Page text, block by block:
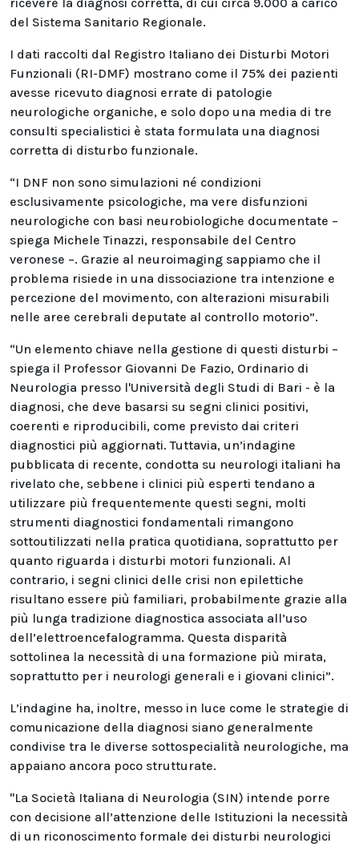
del Sistema Sanitario Regionale.
I dati raccolti dal Registro Italiano dei Disturbi Motori
Funzionali (RI-DMF) mostrano come il 75% dei pazienti
avesse ricevuto diagnosi errate di patologie
neurologiche organiche, e solo dopo una media di tre
consulti specialistici è stata formulata una diagnosi
corretta di disturbo funzionale.
“I DNF non sono simulazioni né condizioni
esclusivamente psicologiche, ma vere disfunzioni
neurologiche con basi neurobiologiche documentate –
spiega Michele Tinazzi, responsabile del Centro
veronese –. Grazie al neuroimaging sappiamo che il
problema risiede in una dissociazione tra intenzione e
percezione del movimento, con alterazioni misurabili
nelle aree cerebrali deputate al controllo motorio”.
“Un elemento chiave nella gestione di questi disturbi –
spiega il Professor Giovanni De Fazio, Ordinario di
Neurologia presso l'Università degli Studi di Bari - è la
diagnosi, che deve basarsi su segni clinici positivi,
coerenti e riproducibili, come previsto dai criteri
diagnostici più aggiornati. Tuttavia, un’indagine
pubblicata di recente, condotta su neurologi italiani ha
rivelato che, sebbene i clinici più esperti tendano a
utilizzare più frequentemente questi segni, molti
strumenti diagnostici fondamentali rimangono
sottoutilizzati nella pratica quotidiana, soprattutto per
quanto riguarda i disturbi motori funzionali. Al
contrario, i segni clinici delle crisi non epilettiche
risultano essere più familiari, probabilmente grazie alla
più lunga tradizione diagnostica associata all’uso
dell’elettroencefalogramma. Questa disparità
sottolinea la necessità di una formazione più mirata,
soprattutto per i neurologi generali e i giovani clinici”.
L’indagine ha, inoltre, messo in luce come le strategie di
comunicazione della diagnosi siano generalmente
condivise tra le diverse sottospecialità neurologiche, ma
appaiano ancora poco strutturate.
"La Società Italiana di Neurologia (SIN) intende porre
con decisione all’attenzione delle Istituzioni la necessità
di un riconoscimento formale dei disturbi neurologici